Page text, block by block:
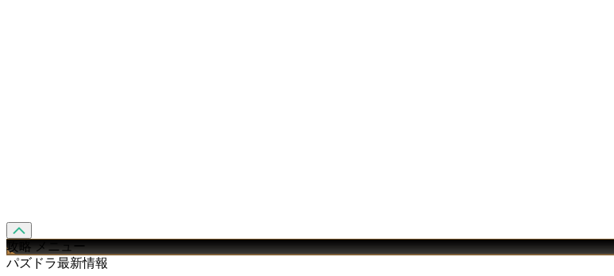
攻略 メニュー
パズドラ最新情報